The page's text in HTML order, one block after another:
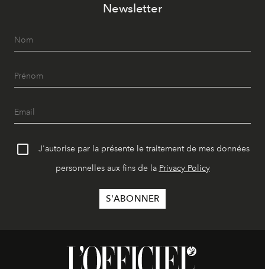
Newsletter
J'autorise par la présente le traitement de mes données
personnelles aux fins de la Privacy Policy